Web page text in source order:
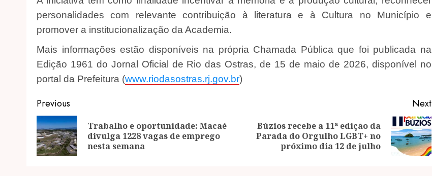
personalidades com relevante contribuição à literatura e à Cultura no Município e
promover a institucionalização da Academia.
Mais informações estão disponíveis na própria Chamada Pública que foi publicada na
Edição 1961 do Jornal Oficial de Rio das Ostras, de 15 de maio de 2026, disponível no
portal da Prefeitura (www.riodasostras.rj.gov.br)
Post
navigation
Previous
Previous
Trabalho e oportunidade: Macaé
divulga 1228 vagas de emprego
nesta semana
Next
Búzios recebe a 11ª edição da
Parada do Orgulho LGBT+ no
próximo dia 12 de julho